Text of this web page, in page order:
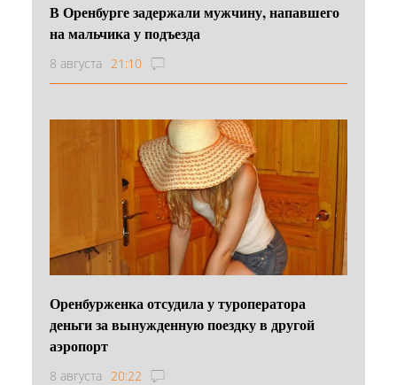
В Оренбурге задержали мужчину, напавшего
на мальчика у подъезда
8 августа 21:10
Оренбурженка отсудила у туроператора
деньги за вынужденную поездку в другой
аэропорт
8 августа 20:22